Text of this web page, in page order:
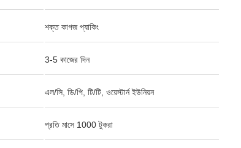
শক্ত কাগজ প্যাকিং
3-5 কাজের দিন
এল/সি, ডি/পি, টি/টি, ওয়েস্টার্ন ইউনিয়ন
প্রতি মাসে 1000 টুকরা